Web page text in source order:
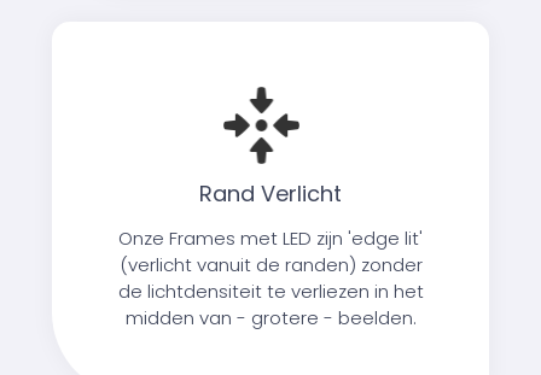
Rand Verlicht
Onze Frames met LED zijn 'edge lit'
(verlicht vanuit de randen) zonder
de lichtdensiteit te verliezen in het
midden van - grotere - beelden.